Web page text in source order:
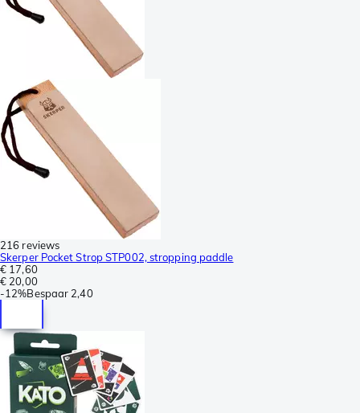
216 reviews
Skerper Pocket Strop STP002, stropping paddle
€ 17,60
€ 20,00
-12%Bespaar 2,40